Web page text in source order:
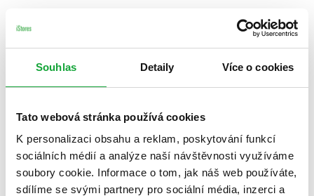
Souhlas Detaily Více o cookies
Tato webová stránka používá cookies
K personalizaci obsahu a reklam, poskytování funkcí
sociálních médií a analýze naší návštěvnosti využíváme
soubory cookie. Informace o tom, jak náš web používáte,
sdílíme se svými partnery pro sociální média, inzerci a